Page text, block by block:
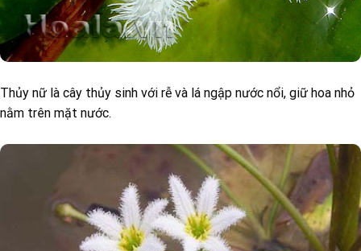
Thủy nữ là cây thủy sinh với rễ và lá ngập nước nổi, giữ hoa nhỏ
nằm trên mặt nước.